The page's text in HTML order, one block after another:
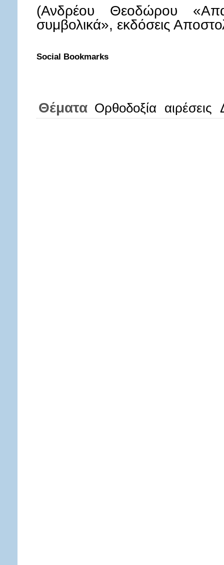
(Ανδρέου Θεοδώρου
συμβολικά», εκδόσεις
Social Bookmarks
Θέματα Ορθοδοξία αιρέσεις